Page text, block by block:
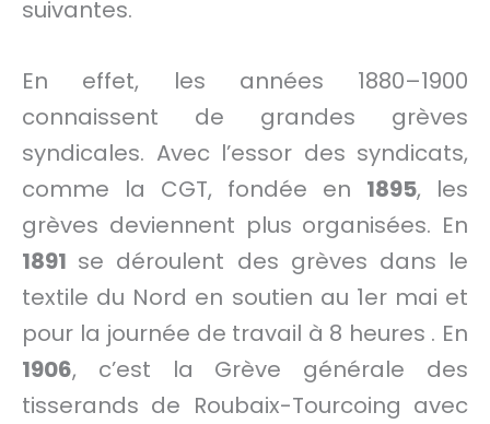
suivantes.
En effet, les années 1880–1900
connaissent de grandes grèves
syndicales. Avec l’essor des syndicats,
comme la CGT, fondée en 1895, les
grèves deviennent plus organisées. En
1891 se déroulent des grèves dans le
textile du Nord en soutien au 1er mai et
pour la journée de travail à 8 heures . En
1906, c’est la Grève générale des
tisserands de Roubaix-Tourcoing avec